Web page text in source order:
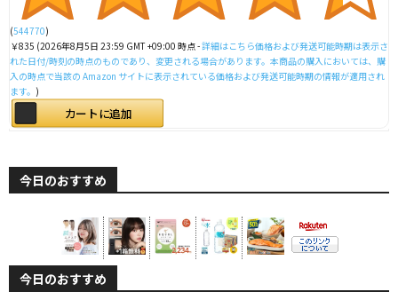
(544770)
￥835 (2026年8月5日 23:59 GMT +09:00 時点 -詳細はこちら価格および発送可能時期は表示さ
れた日付/時刻の時点のものであり、変更される場合があります。本商品の購入においては、購
入の時点で当該の Amazon サイトに表示されている価格および発送可能時期の情報が適用され
ます。 )
カートに追加
今日のおすすめ
今日のおすすめ